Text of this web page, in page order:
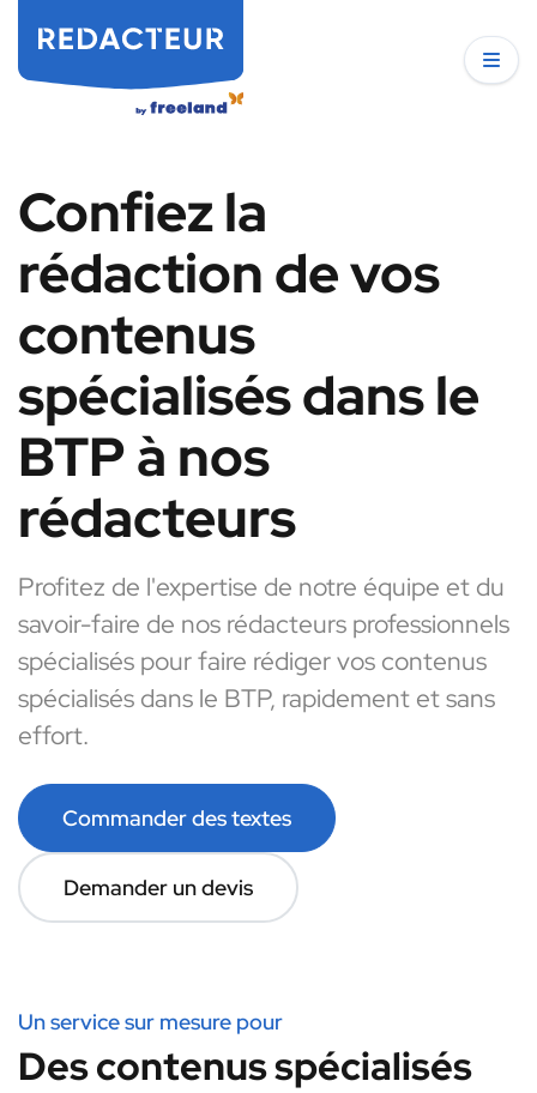
Confiez la
rédaction de vos
contenus
spécialisés dans le
BTP à nos
rédacteurs
Profitez de l'expertise de notre équipe et du
savoir-faire de nos rédacteurs professionnels
spécialisés pour faire rédiger vos contenus
spécialisés dans le BTP, rapidement et sans
effort.
Commander des textes
Demander un devis
Un service sur mesure pour
Des contenus spécialisés